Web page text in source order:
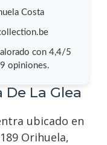
Costa
con 4,4/5
opiniones.
La Glea
ubicado en
Orihuela,